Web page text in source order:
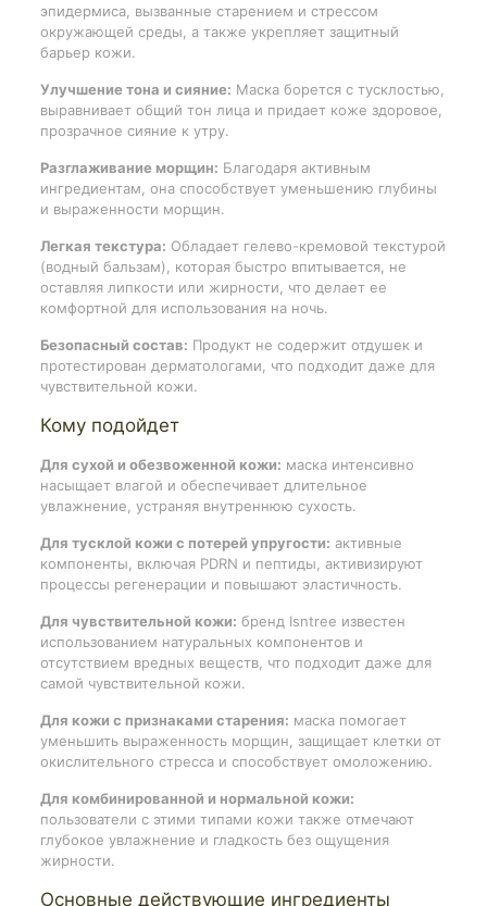
эпидермиса, вызванные старением и стрессом
окружающей среды, а также укрепляет защитный
барьер кожи.
Улучшение тона и сияние: Маска борется с тусклостью,
выравнивает общий тон лица и придает коже здоровое,
прозрачное сияние к утру.
Разглаживание морщин: Благодаря активным
ингредиентам, она способствует уменьшению глубины
и выраженности морщин.
Легкая текстура: Обладает гелево-кремовой текстурой
(водный бальзам), которая быстро впитывается, не
оставляя липкости или жирности, что делает ее
комфортной для использования на ночь.
Безопасный состав: Продукт не содержит отдушек и
протестирован дерматологами, что подходит даже для
чувствительной кожи.
Кому подойдет
Для сухой и обезвоженной кожи: маска интенсивно
насыщает влагой и обеспечивает длительное
увлажнение, устраняя внутреннюю сухость.
Для тусклой кожи с потерей упругости: активные
компоненты, включая PDRN и пептиды, активизируют
процессы регенерации и повышают эластичность.
Для чувствительной кожи: бренд Isntree известен
использованием натуральных компонентов и
отсутствием вредных веществ, что подходит даже для
самой чувствительной кожи.
Для кожи с признаками старения: маска помогает
уменьшить выраженность морщин, защищает клетки от
окислительного стресса и способствует омоложению.
Для комбинированной и нормальной кожи:
пользователи с этими типами кожи также отмечают
глубокое увлажнение и гладкость без ощущения
жирности.
Основные действующие ингредиенты